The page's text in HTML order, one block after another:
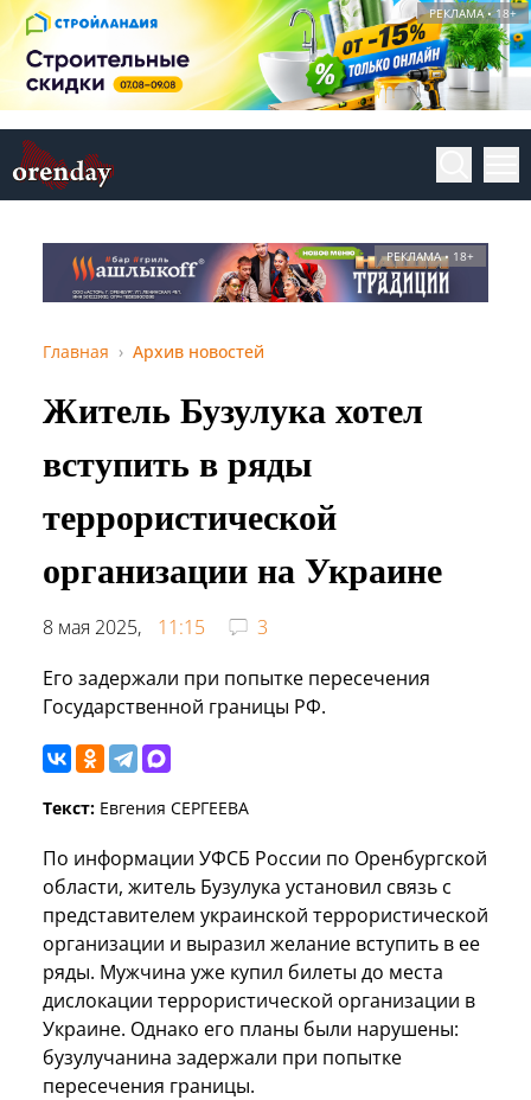
РЕКЛАМА • 18+
РЕКЛАМА • 18+
Главная Архив новостей
Житель Бузулука хотел
вступить в ряды
террористической
организации на Украине
8 мая 2025, 11:15
3
Его задержали при попытке пересечения
Государственной границы РФ.
Текст: Евгения СЕРГЕЕВА
По информации УФСБ России по Оренбургской
области, житель Бузулука установил связь с
представителем украинской террористической
организации и выразил желание вступить в ее
ряды. Мужчина уже купил билеты до места
дислокации террористической организации в
Украине. Однако его планы были нарушены:
бузулучанина задержали при попытке
пересечения границы.